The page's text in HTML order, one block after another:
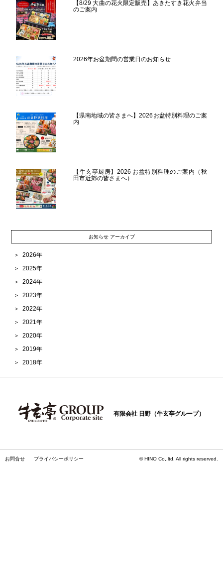
【8/29 大曲の花火限定販売】あきたすき花火弁当
のご案内
2026年お盆期間の営業日のお知らせ
【県南地域の皆さまへ】2026お盆特別料理のご案
内
【牛玄亭厨房】2026 お盆特別料理のご案内（秋
田市近郊の皆さまへ）
お知らせ アーカイブ
2026年
2025年
2024年
2023年
2022年
2021年
2020年
2019年
2018年
有限会社 日野（牛玄亭グループ）
お問合せ プライバシーポリシー © HINO Co,.ltd. All rights reserved.